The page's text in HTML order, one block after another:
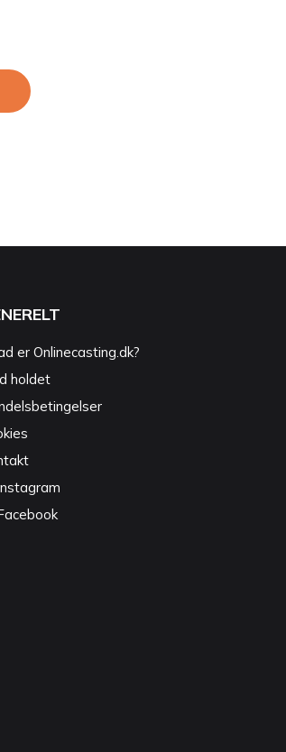
er Onlinecasting.dk?
holdet